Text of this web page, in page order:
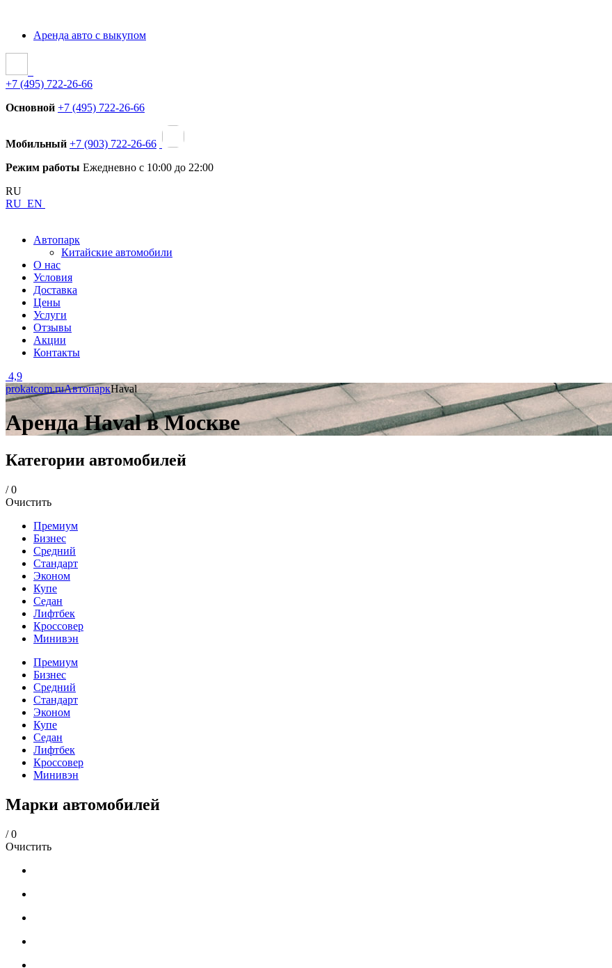
Аренда авто с выкупом
+7 (495) 722-26-66
Основной +7 (495) 722-26-66
Мобильный +7 (903) 722-26-66
Режим работы Ежедневно с 10:00 до 22:00
RU
RU EN
Автопарк
Китайские автомобили
О нас
Условия
Доставка
Цены
Услуги
Отзывы
Акции
Контакты
4,9
prokatcom.ruАвтопаркHaval
Аренда Haval в Москве
Категории автомобилей
/0
Очистить
Премиум
Бизнес
Средний
Стандарт
Эконом
Купе
Седан
Лифтбек
Кроссовер
Минивэн
Премиум
Бизнес
Средний
Стандарт
Эконом
Купе
Седан
Лифтбек
Кроссовер
Минивэн
Марки автомобилей
/0
Очистить